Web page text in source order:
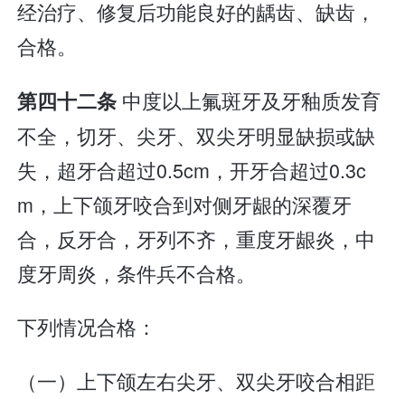
经治疗、修复后功能良好的龋齿、缺齿，
合格。
第四十二条 中度以上氟斑牙及牙釉质发育
不全，切牙、尖牙、双尖牙明显缺损或缺
失，超牙合超过0.5cm，开牙合超过0.3c
m，上下颌牙咬合到对侧牙龈的深覆牙
合，反牙合，牙列不齐，重度牙龈炎，中
度牙周炎，条件兵不合格。
下列情况合格：
（一）上下颌左右尖牙、双尖牙咬合相距